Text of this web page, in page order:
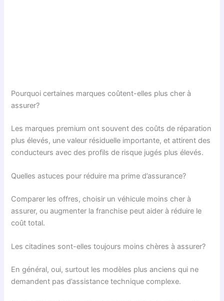
Pourquoi certaines marques coûtent-elles plus cher à
assurer?
Les marques premium ont souvent des coûts de réparation
plus élevés, une valeur résiduelle importante, et attirent des
conducteurs avec des profils de risque jugés plus élevés.
Quelles astuces pour réduire ma prime d’assurance?
Comparer les offres, choisir un véhicule moins cher à
assurer, ou augmenter la franchise peut aider à réduire le
coût total.
Les citadines sont-elles toujours moins chères à assurer?
En général, oui, surtout les modèles plus anciens qui ne
demandent pas d’assistance technique complexe.